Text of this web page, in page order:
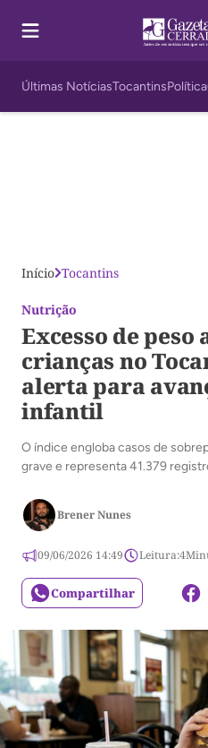
Últimas NotíciasTocantinsPolítica
Início Tocantins
Nutrição
Excesso de peso
crianças no
alerta para
infantil
O índice engloba casos de
grave e representa 41.379
Brener Nunes
09/06/2026 14:49 Leitura:4
Compartilhar